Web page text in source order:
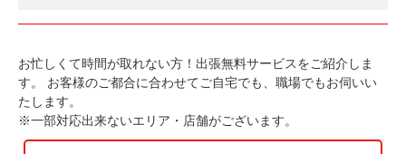
お忙しくて時間が取れない方！出張無料サービスをご紹介しま
す。
お客様のご都合に合わせてご自宅でも、職場でもお伺いい
たします。
※一部対応出来ないエリア・店舗がございます。